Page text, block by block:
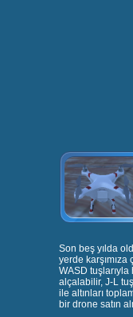
Son beş yılda
yerde karşımıza
WASD
alçalabilir, J-L
ile altınları
bir drone satın